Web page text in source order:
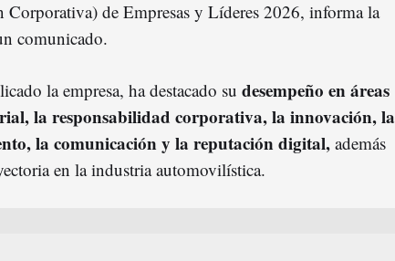
Corporativa) de Empresas y Líderes 2026, informa la
comunicado.
la empresa, ha destacado su desempeño en áreas
la responsabilidad corporativa, la innovación, la
la comunicación y la reputación digital, además
en la industria automovilística.